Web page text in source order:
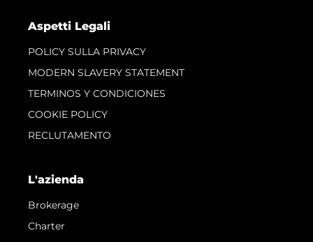
Aspetti Legali
POLICY SULLA PRIVACY
MODERN SLAVERY STATEMENT
TERMINOS Y CONDICIONES
COOKIE POLICY
RECLUTAMENTO
L'azienda
Brokerage
Charter